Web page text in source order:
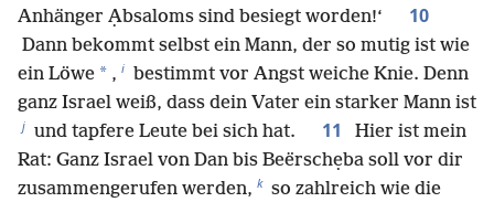
Anhänger Ạbsaloms sind besiegt worden!‘
10
Dann bekommt selbst ein Mann, der so mutig ist wie
ein Löwe * , i bestimmt vor Angst weiche Knie. Denn
ganz Israel weiß, dass dein Vater ein starker Mann ist
j und tapfere Leute bei sich hat. 11
Hier ist mein
Rat: Ganz Israel von Dan bis Beërschẹba soll vor dir
zusammengerufen werden, k so zahlreich wie die